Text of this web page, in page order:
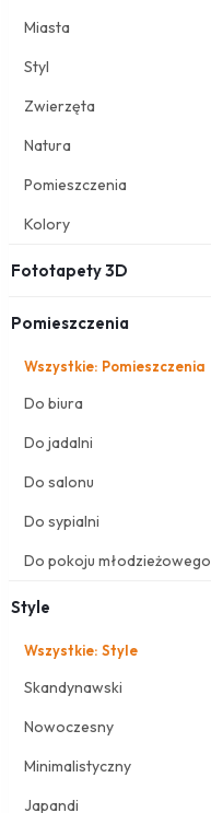
Miasta
Styl
Zwierzęta
Natura
Pomieszczenia
Kolory
Fototapety 3D
Pomieszczenia
Wszystkie: Pomieszczenia
Do biura
Do jadalni
Do salonu
Do sypialni
Do pokoju młodzieżowego
Style
Wszystkie: Style
Skandynawski
Nowoczesny
Minimalistyczny
Japandi